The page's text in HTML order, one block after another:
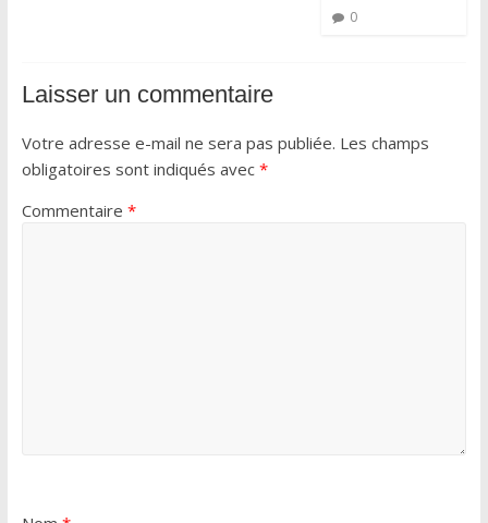
0
Laisser un commentaire
Votre adresse e-mail ne sera pas publiée. Les champs
obligatoires sont indiqués avec *
Commentaire *